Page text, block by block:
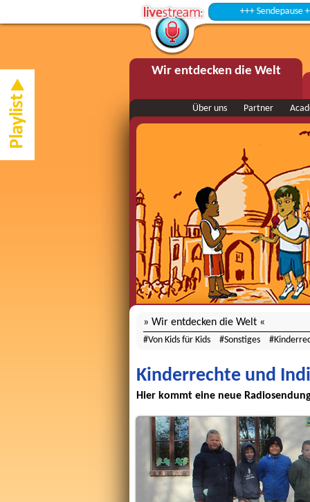
+++ Sendepause +++
Wir entdecken die Welt
Über uns Partner
Wir entdecken die Welt
Von Kids für Kids Sonstiges
Kinderrechte und
Hier kommt eine neue